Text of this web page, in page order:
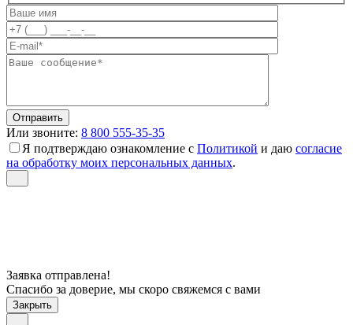
Или звоните: 8 800 555-35-35
Я подтверждаю ознакомление с Политикой и даю согласие
на обработку моих персональных данных.
Заявка отправлена!
Спасибо за доверие, мы скоро свяжемся с вами
Закрыть